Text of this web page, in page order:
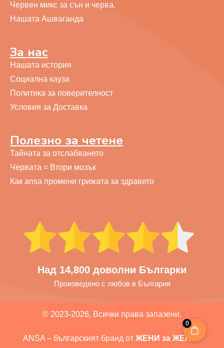
Червен микс за сън и черва.
Нашата Ашваганда
За нас
Нашата история
Социална кауза
Политика за поверителност
Условия за Доставка
Полезно за четене
Тайната за отслабването
Червата = Втори мозък
Как ansa промени грижата за здравето
Над 14,800 доволни Българки
Произведено с любов в България
© 2023-2026, Всички права запазени.
ANSA – българският бранд от ЖЕНИ за ЖЕНИ .
0